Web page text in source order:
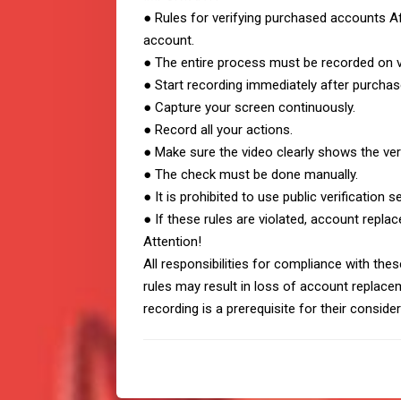
● Rules for verifying purchased accounts
account.
● The entire process must be recorded
● Start recording immediately after
● Capture your screen continuously.
● Record all your actions.
● Make sure the video clearly shows the
● The check must be done manually.
● It is prohibited to use public verification
● If these rules are violated, account
Attention!
All responsibilities for compliance with
rules may result in loss of account
recording is a prerequisite for their